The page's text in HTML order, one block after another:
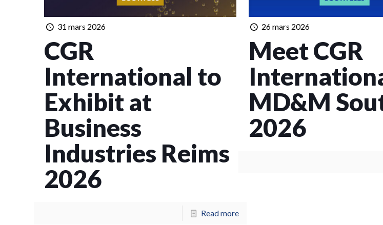
31 mars 2026
CGR
International to
Exhibit at
Business
Industries Reims
2026
Read more
26 mars 2026
Meet CGR
MD&M
2026